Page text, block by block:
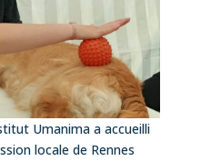
Umanima a accueilli
locale de Rennes